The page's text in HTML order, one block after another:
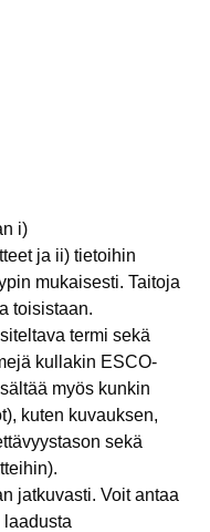
i)
ja ii) tietoihin
mukaisesti. Taitoja
toisistaan.
termi sekä
kullakin ESCO-
myös kunkin
kuten kuvauksen,
sekä
jatkuvasti. Voit antaa
laadusta